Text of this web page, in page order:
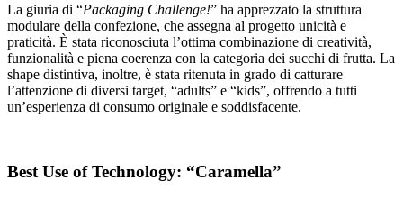
La giuria di “Packaging Challenge!” ha apprezzato la struttura
modulare della confezione, che assegna al progetto unicità e
praticità. È stata riconosciuta l’ottima combinazione di creatività,
funzionalità e piena coerenza con la categoria dei succhi di frutta. La
shape distintiva, inoltre, è stata ritenuta in grado di catturare
l’attenzione di diversi target, “adults” e “kids”, offrendo a tutti
un’esperienza di consumo originale e soddisfacente.
Best Use of Technology: “Caramella”